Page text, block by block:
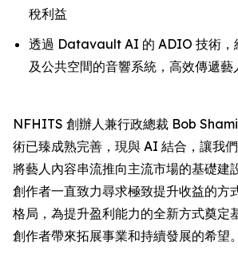
稅利益
透過 Datavault AI 的 ADIO 技術，
及公共空間的音響系統，高效傳遞藝
NFHITS 創辦人兼行政總裁 Bob
術已臻成熟完善，現與 AI 結合，讓我
將藝人內容串流推向主流市場的基礎建
創作者一直致力尋求極致提升收益的方
格局，為提升盈利能力的全新方式奠定
創作者帶來拓展事業和持續發展的希望